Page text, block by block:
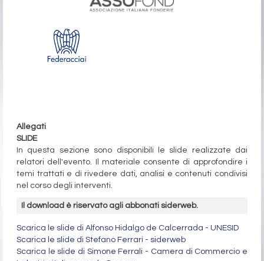
Allegati
SLIDE
In questa sezione sono disponibili le slide realizzate dai
relatori dell'evento. Il materiale consente di approfondire i
temi trattati e di rivedere dati, analisi e contenuti condivisi
nel corso degli interventi.
Il download è riservato agli abbonati siderweb.
Scarica le slide di Alfonso Hidalgo de Calcerrada - UNESID
Scarica le slide di Stefano Ferrari - siderweb
Scarica le slide di Simone Ferrali - Camera di Commercio e